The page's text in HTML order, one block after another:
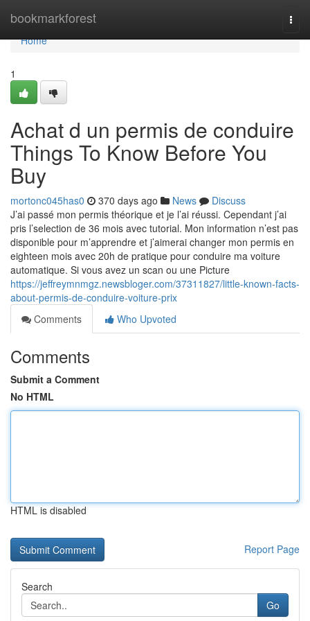
bookmarkforest
Home
Home
1
Achat d un permis de conduire
Things To Know Before You
Buy
mortonc045has0 370 days ago News
Discuss
J’ai passé mon permis théorique et je l’ai réussi. Cependant j’ai
pris l’selection de 36 mois avec tutorial. Mon information n’est pas
disponible pour m’apprendre et j’aimerai changer mon permis en
eighteen mois avec 20h de pratique pour conduire ma voiture
automatique. Si vous avez un scan ou une Picture
https://jeffreymnmgz.newsbloger.com/37311827/little-known-facts-
about-permis-de-conduire-voiture-prix
Comments
Who Upvoted
Comments
Submit a Comment
No HTML
HTML is disabled
Report Page
Search
Go